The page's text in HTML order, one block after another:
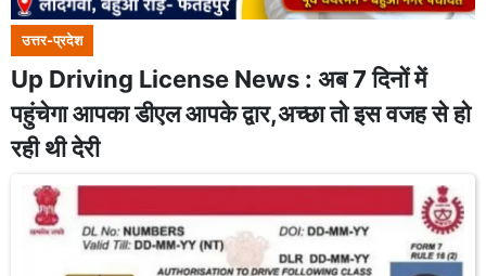
उत्तर-प्रदेश
Up Driving License News : अब 7 दिनों में
पहुंचेगा आपका डीएल आपके द्वार,अच्छा तो इस वजह से हो
रही थी देरी